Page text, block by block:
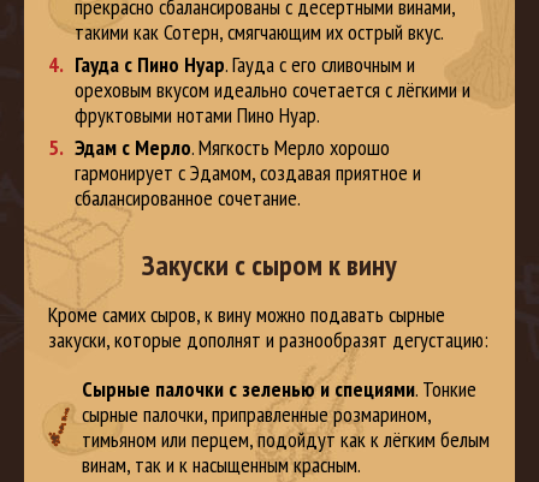
прекрасно сбалансированы с десертными винами,
такими как Сотерн, смягчающим их острый вкус.
Гауда с Пино Нуар. Гауда с его сливочным и
ореховым вкусом идеально сочетается с лёгкими и
фруктовыми нотами Пино Нуар.
Эдам с Мерло. Мягкость Мерло хорошо
гармонирует с Эдамом, создавая приятное и
сбалансированное сочетание.
Закуски с сыром к вину
Кроме самих сыров, к вину можно подавать сырные
закуски, которые дополнят и разнообразят дегустацию:
Сырные палочки с зеленью и специями. Тонкие
сырные палочки, приправленные розмарином,
тимьяном или перцем, подойдут как к лёгким белым
винам, так и к насыщенным красным.